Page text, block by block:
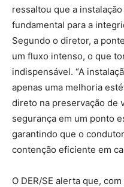
ressaltou que a
fundamental para a
Segundo o diretor, a
um fluxo intenso, o que
indispensável. “A
apenas uma melhoria
direto na preservação de
segurança em um ponto
garantindo que o
contenção eficiente em
O DER/SE alerta que,